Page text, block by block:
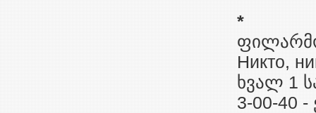
*
Никто,
ხვალ 1
3-00-40 -